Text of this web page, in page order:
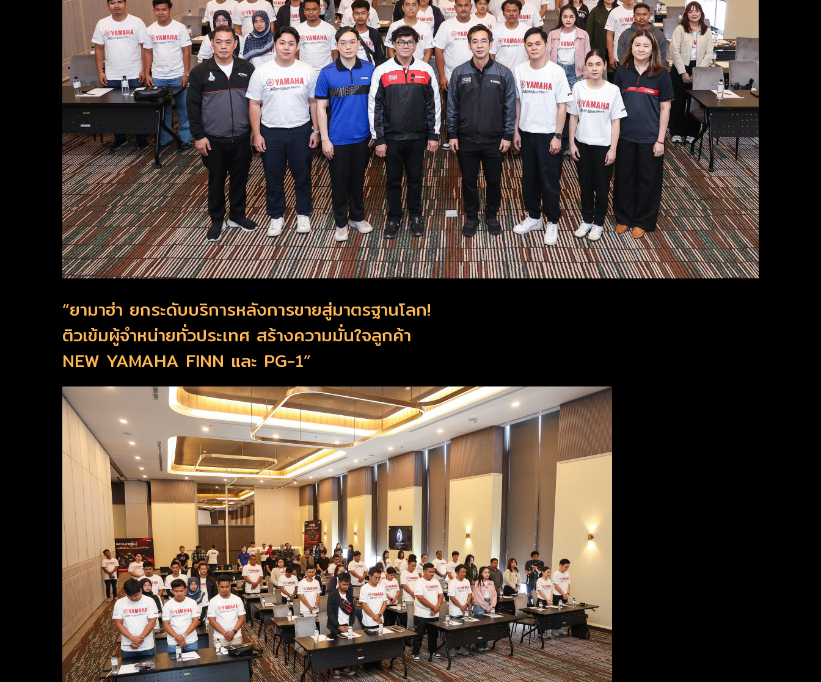
“ยามาฮ่า ยกระดับบริการหลังการขายสู่มาตรฐานโลก!
ติวเข้มผู้จำหน่ายทั่วประเทศ สร้างความมั่นใจลูกค้า
NEW YAMAHA FINN และ PG-1”